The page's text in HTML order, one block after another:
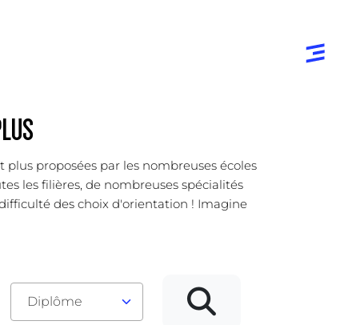
proposées par les nombreuses écoles
les filières, de nombreuses spécialités
des choix d'orientation ! Imagine
Diplôme